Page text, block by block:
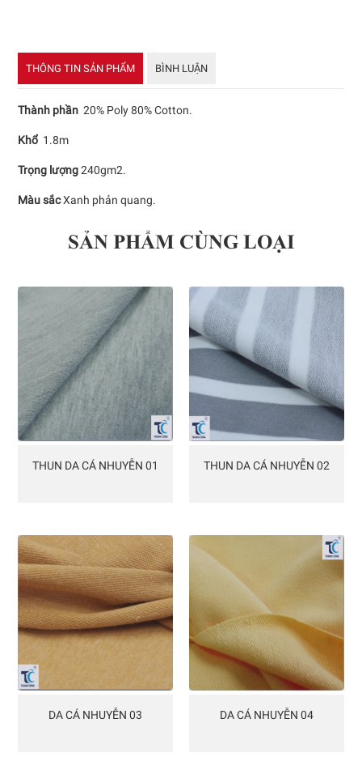
THÔNG TIN SẢN PHẨM BÌNH LUẬN
Thành phần 20% Poly 80% Cotton.
Khổ 1.8m
Trọng lượng240gm2.
Màu sắcXanh phản quang.
SẢN PHẨM CÙNG LOẠI
THUN DA CÁ NHUYỄN 01 THUN DA CÁ NHUYỄN 02
DA CÁ NHUYỄN 03 DA CÁ NHUYỄN 04